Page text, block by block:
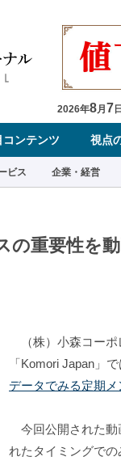
2026年8月 7
コンテンツ 視点
ビス 企業・経営
の重要性を
（株）小森コーポ
「Komori Japan」
データでみる定期
今回公開された動
れたタイミングで